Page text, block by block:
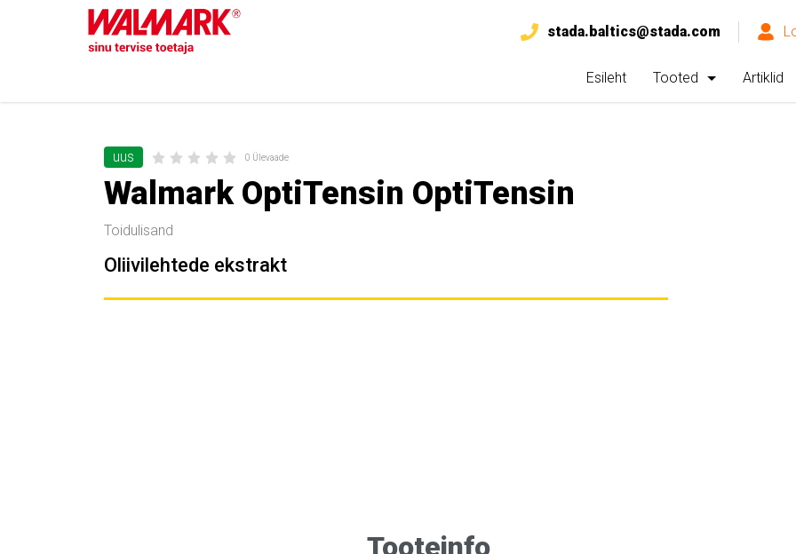
stada.baltics@stada.com
Esileht Tooted Artiklid
uus 0 Ülevaade
Walmark OptiTensin OptiTensin
Toidulisand
Oliivilehtede ekstrakt
Tooteinfo